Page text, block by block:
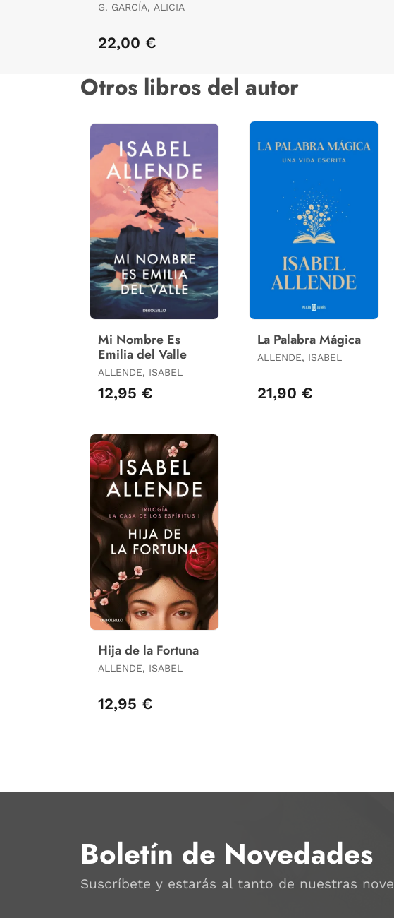
G. GARCÍA, ALICIA
22,00 €
Otros libros del autor
Mi Nombre Es
Emilia del Valle
ALLENDE, ISABEL
12,95 €
La Palabra Mágica
ALLENDE, ISABEL
21,90 €
Hija de la Fortuna
ALLENDE, ISABEL
12,95 €
Boletín de Novedades
Suscríbete y estarás al tanto de nuestras